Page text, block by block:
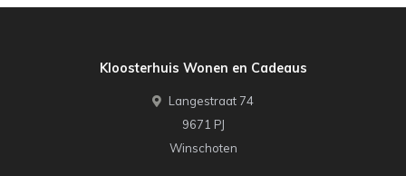
Kloosterhuis Wonen en Cadeaus
Langestraat 74
9671 PJ
Winschoten